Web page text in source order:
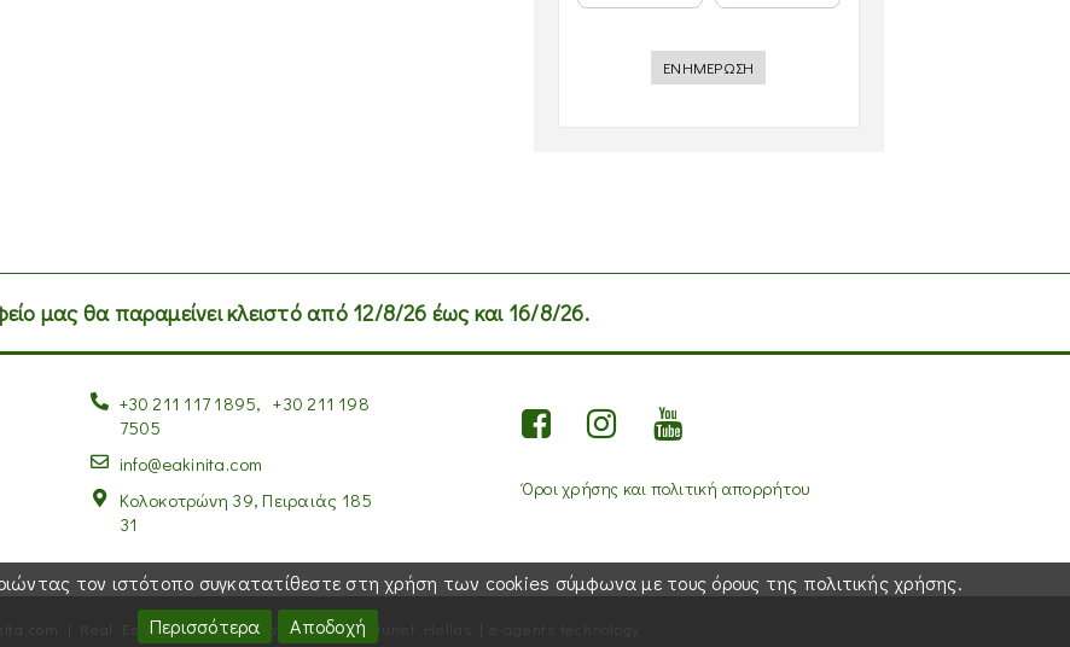
τον ιστότοπο συγκατατίθεστε στη χρήση των cookies σύμφωνα με τους όρους της πολιτικής χρήσης.
Περισσότερα
Αποδοχή
ΕΝΗΜΕΡΩΣΗ
μας θα παραμείνει κλειστό από 12/8/26 έως και 16/8/26.
+30 211 117 1895,+30 211 198
7505
info@eakinita.com
Κολοκοτρώνη 39, Πειραιάς 185
31
Όροι χρήσης και πολιτική απορρήτου
| Real Estate in Greece-Powered byFortunet Hellas